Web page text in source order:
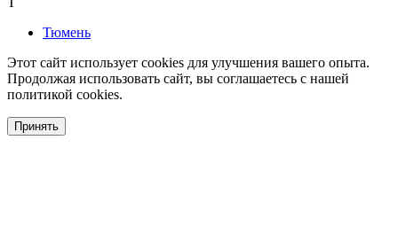
Тюмень
Этот сайт использует cookies для улучшения вашего опыта.
Продолжая использовать сайт, вы соглашаетесь с нашей
политикой cookies.
Принять